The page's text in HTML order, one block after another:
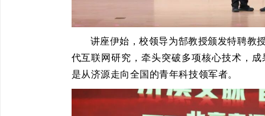
讲座伊始，校领导为郜教授颁发特聘教
代互联网研究，牵头突破多项核心技术，
是从济源走向全国的青年科技领军者。